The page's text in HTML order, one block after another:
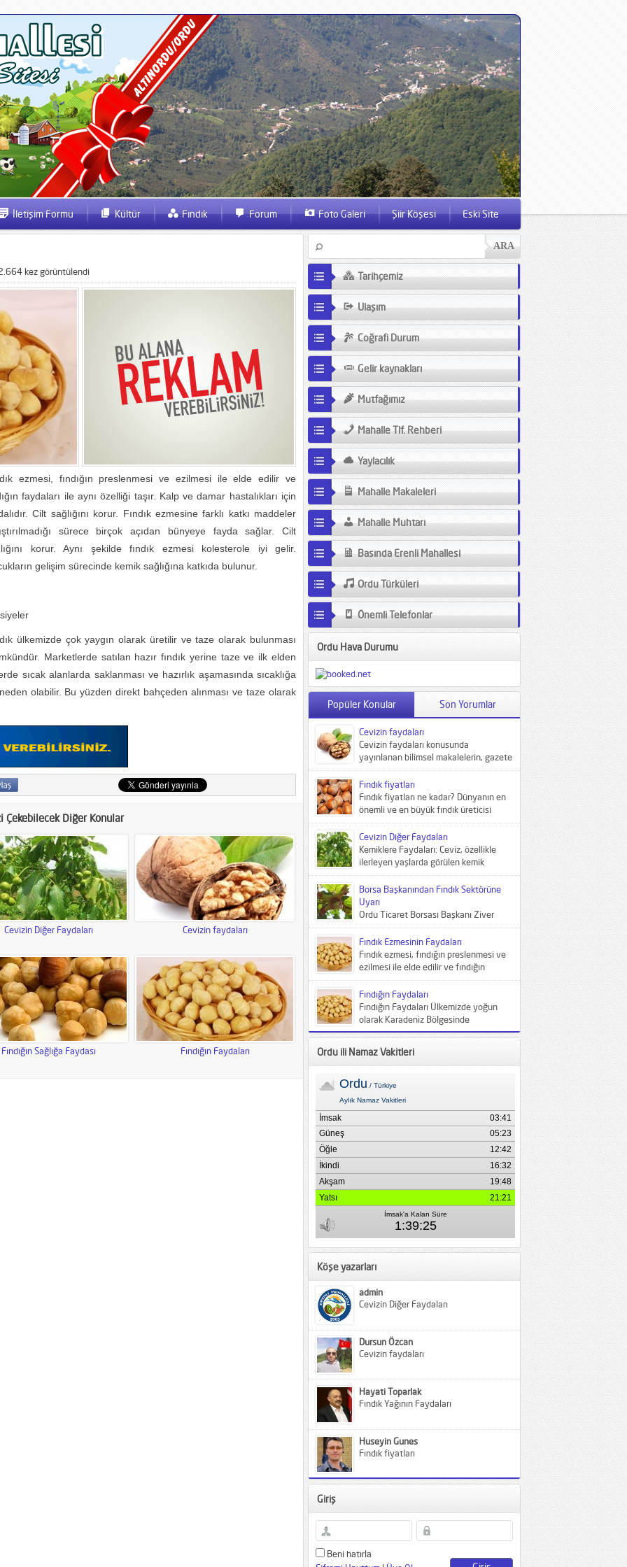
İletişim Formu Kültür Fındık Forum Foto Galeri Şiir Köşesi Eski Site
kez görüntülendi
ezmesi, fındığın preslenmesi ve ezilmesi ile elde edilir ve
faydaları ile aynı özelliği taşır. Kalp ve damar hastalıkları için
Cilt sağlığını korur. Fındık ezmesine farklı katkı maddeler
sürece birçok açıdan bünyeye fayda sağlar. Cilt
korur. Aynı şekilde fındık ezmesi kolesterole iyi gelir.
gelişim sürecinde kemik sağlığına katkıda bulunur.
ülkemizde çok yaygın olarak üretilir ve taze olarak bulunması
Marketlerde satılan hazır fındık yerine taze ve ilk elden
sıcak alanlarda saklanması ve hazırlık aşamasında sıcaklığa
olabilir. Bu yüzden direkt bahçeden alınması ve taze olarak
Çekebilecek Diğer Konular
Cevizin Diğer Faydaları Cevizin faydaları
Fındığın Sağlığa Faydası Fındığın Faydaları
Tarihçemiz
Ulaşım
Coğrafi Durum
Gelir kaynakları
Mutfağımız
Mahalle Tlf. Rehberi
Yaylacılık
Mahalle Makaleleri
Mahalle Muhtarı
Basında Erenli Mahallesi
Ordu Türküleri
Önemli Telefonlar
Ordu Hava Durumu
Popüler Konular Son Yorumlar
Cevizin faydaları
Cevizin faydaları konusunda
yayınlanan bilimsel makalelerin, gazete
haberlerinin ve uzman görüşlerinin
ortak noktası cevizin “kötü...
Fındık fiyatları
Fındık fiyatları ne kadar? Dünyanın en
önemli ve en büyük fındık üreticisi
Türkiye'de fındık Karadeniz insanının...
Cevizin Diğer Faydaları
Kemiklere Faydaları: Ceviz, özellikle
ilerleyen yaşlarda görülen kemik
zayıflamasını ve kemiklerde yaşnan
mineral kaybını yavaşlatan yiyecekler...
Borsa Başkanından Fındık Sektörüne
Uyarı
Ordu Ticaret Borsası Başkanı Ziver
Kahraman, dünya fındık sektörünün
artık biçim değiştirdiğini, aktörlerin
çeşitlendiğini belirterek,...
Fındık Ezmesinin Faydaları
Fındık ezmesi, fındığın preslenmesi ve
ezilmesi ile elde edilir ve fındığın
faydaları ile aynı özelliği...
Fındığın Faydaları
Fındığın Faydaları Ülkemizde yoğun
olarak Karadeniz Bölgesinde
yetişmekte olan fındık huşgiller
üyesidir....
Ordu ili Namaz Vakitleri
Köşe yazarları
admin
Cevizin Diğer Faydaları
Dursun Özcan
Cevizin faydaları
Hayati Toparlak
Fındık Yağının Faydaları
Huseyin Gunes
Fındık fiyatları
Giriş
Beni hatırla